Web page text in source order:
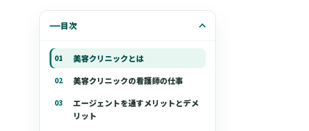
目次
美容クリニックとは
美容クリニックの看護師の仕事
エージェントを通すメリットとデメ
リット